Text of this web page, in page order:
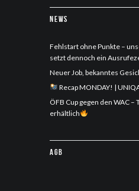
News
Fehlstart ohne Punkte –
setzt dennoch ein
Neuer Job, bekanntes
Recap MONDAY! |
ÖFB Cup gegen den WAC –
erhältlich
AGB